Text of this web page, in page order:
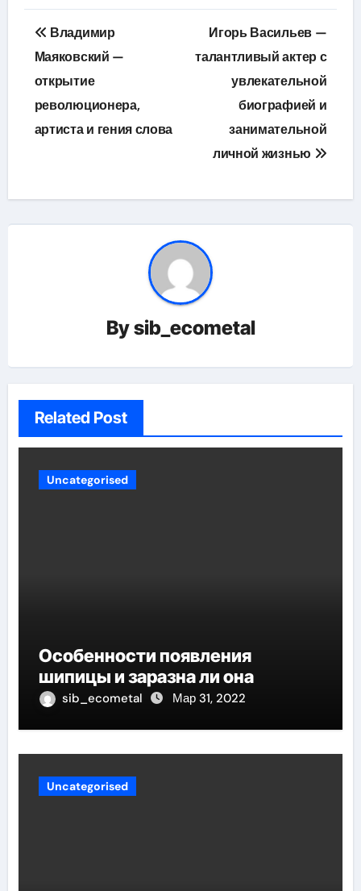
Навигация
по
записям
Владимир
Маяковский —
открытие
революционера,
артиста и гения слова
Игорь Васильев —
талантливый актер с
увлекательной
биографией и
занимательной
личной жизнью
Bysib_ecometal
Related Post
Uncategorised
Особенности появления
шипицы и заразна ли она
sib_ecometal Мар 31, 2022
Uncategorised